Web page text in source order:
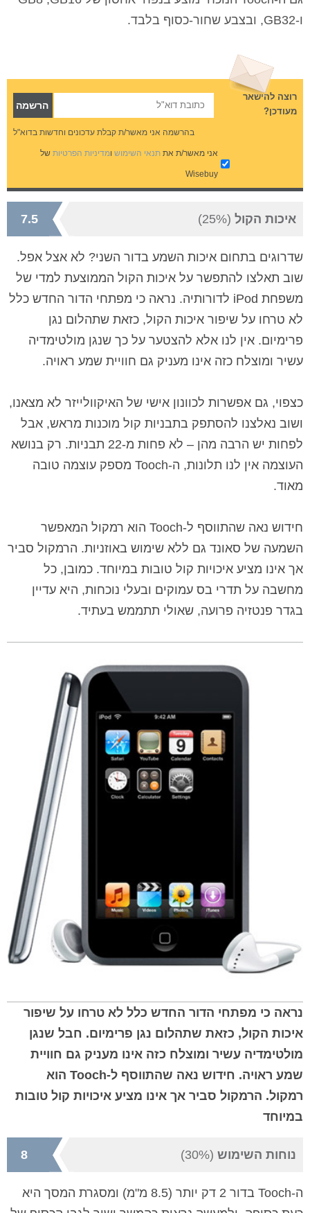
ו-32
GB, ובצבע שחור-כסוף בלבד.
רוצה להישאר
מעודכן?
בהרשמה אני מאשר/ת קבלת עדכונים וחדשות בדוא"ל
אני מאשר/ת אתתנאי השימוש ומדיניות הפרטיות של
Wisebuy
איכות הקול (25%)
7.5
שדרוגים בתחום איכות השמע בדור השני? לא אצל אפל.
שוב תאלצו להתפשר על איכות הקול הממוצעת למדי של
משפחת iPod לדורותיה. נראה כי מפתחי הדור החדש כלל
לא טרחו על שיפור איכות הקול, כזאת שתהלום נגן
פרימיום. אין לנו אלא להצטער על כך שנגן מולטימדיה
עשיר ומוצלח כזה אינו מעניק גם חוויית שמע ראויה.
כצפוי, גם אפשרות לכוונון אישי של האיקוולייזר לא מצאנו,
ושוב נאלצנו להסתפק בתבניות קול מוכנות מראש, אבל
לפחות יש הרבה מהן – לא פחות מ-22 תבניות. רק בנושא
העוצמה אין לנו תלונות, ה-Tooch מספק עוצמה טובה
מאוד.
חידוש נאה שהתווסף ל-Tooch הוא רמקול המאפשר
השמעה של סאונד גם ללא שימוש באוזניות. הרמקול סביר
אך אינו מציע איכויות קול טובות במיוחד. כמובן, כל
מחשבה על תדרי בס עמוקים ובעלי נוכחות, היא עדיין
בגדר פנטזיה פרועה, שאולי תתממש בעתיד.
נראה כי מפתחי הדור החדש כלל לא טרחו על שיפור
איכות הקול, כזאת שתהלום נגן פרימיום. חבל שנגן
מולטימדיה עשיר ומוצלח כזה אינו מעניק גם חוויית
שמע ראויה. חידוש נאה שהתווסף ל-Tooch הוא
רמקול. הרמקול סביר אך אינו מציע איכויות קול טובות
במיוחד
נוחות השימוש (30%)
8
ה-Tooch בדור 2 דק יותר ( 8.5 מ"מ
) ומסגרת המסך היא